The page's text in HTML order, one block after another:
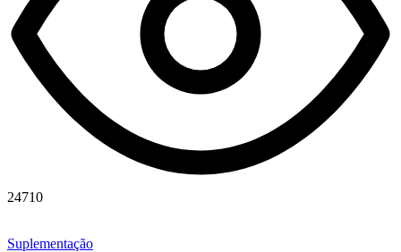
24710
Suplementação